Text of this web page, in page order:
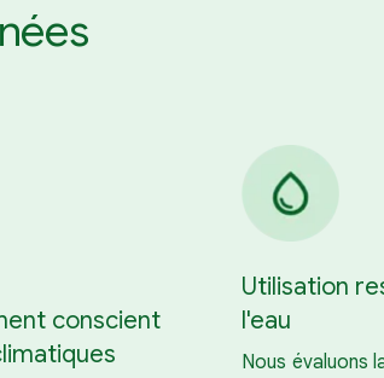
conscient
Utilisation
l'eau
Nous évaluons